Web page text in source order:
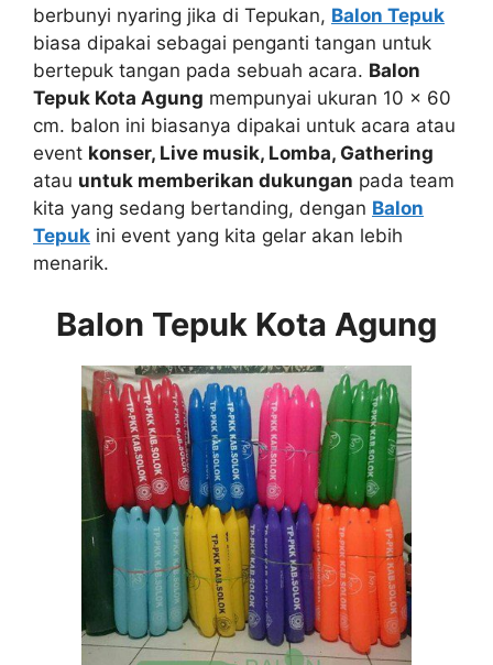
berbunyi nyaring jika di Tepukan, Balon Tepuk
biasa dipakai sebagai penganti tangan untuk
bertepuk tangan pada sebuah acara. Balon
Tepuk Kota Agung mempunyai ukuran 10 x 60
cm. balon ini biasanya dipakai untuk acara atau
event konser, Live musik, Lomba, Gathering
atau untuk memberikan dukungan pada team
kita yang sedang bertanding, dengan Balon
Tepuk ini event yang kita gelar akan lebih
menarik.
Balon Tepuk Kota Agung